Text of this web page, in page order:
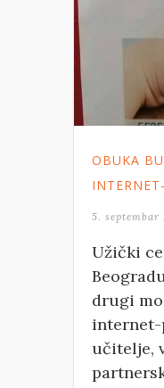
OBUKA
5. septembar
Užički
drugi
internet-
učitelje,